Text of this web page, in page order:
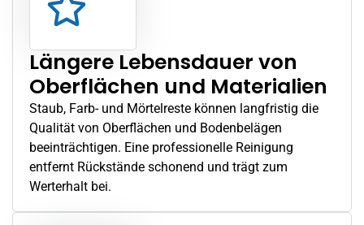
Längere Lebensdauer von
Oberflächen und Materialien
Staub, Farb- und Mörtelreste können langfristig die
Qualität von Oberflächen und Bodenbelägen
beeinträchtigen. Eine professionelle Reinigung
entfernt Rückstände schonend und trägt zum
Werterhalt bei.